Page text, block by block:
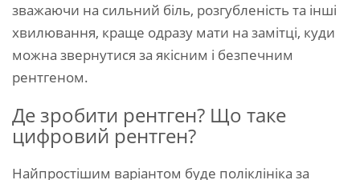
зважаючи на сильний біль, розгубленість та інші
хвилювання, краще одразу мати на замітці, куди
можна звернутися за якісним і безпечним
рентгеном.
Де зробити рентген? Що таке
цифровий рентген?
Найпростішим варіантом буде поліклініка за